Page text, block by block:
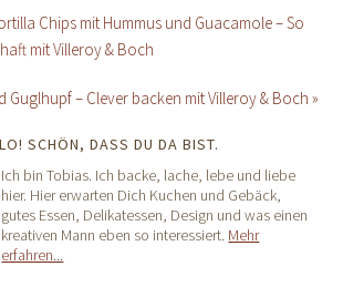
Chips mit Hummus und Guacamole – So
mit Villeroy & Boch
Guglhupf – Clever backen mit Villeroy & Boch »
SCHÖN, DASS DU DA BIST.
Ich bin Tobias. Ich backe, lache, lebe und liebe
hier. Hier erwarten Dich Kuchen und Gebäck,
gutes Essen, Delikatessen, Design und was einen
kreativen Mann eben so interessiert. Mehr
erfahren...